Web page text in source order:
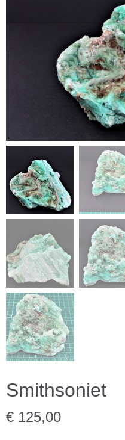
Smithsoniet
€ 125,00